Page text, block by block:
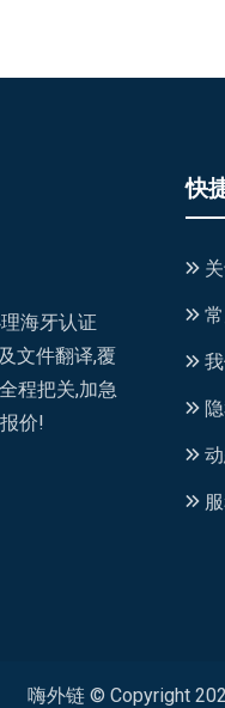
海牙认证
文件翻译,覆
程把关,加急
价!
快
嗨外链 © Copyright